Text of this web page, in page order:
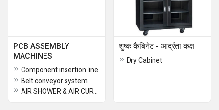
PCB ASSEMBLY
MACHINES
Component insertion line
Belt conveyor system
शुष्क कैबिनेट - आर्द्रता कक्ष
Dry Cabinet